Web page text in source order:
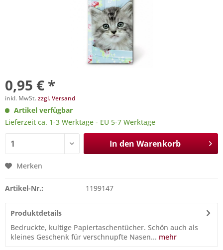
0,95 € *
inkl. MwSt.zzgl. Versand
Artikel verfügbar
Lieferzeit ca. 1-3 Werktage - EU 5-7 Werktage
In den Warenkorb
Merken
Artikel-Nr.: 1199147
Produktdetails
Bedruckte, kultige Papiertaschentücher. Schön auch als
kleines Geschenk für verschnupfte Nasen... mehr